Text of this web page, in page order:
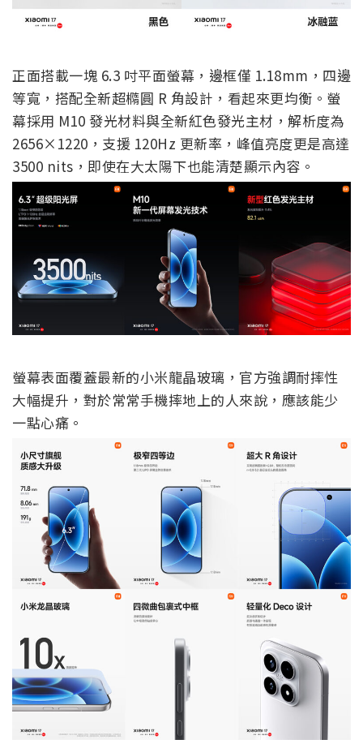
正面搭載一塊 6.3 吋平面螢幕，邊框僅 1.18mm，四邊
等寬，搭配全新超橢圓 R 角設計，看起來更均衡。螢
幕採用 M10 發光材料與全新紅色發光主材，解析度為
2656×1220，支援 120Hz 更新率，峰值亮度更是高達
3500 nits，即使在大太陽下也能清楚顯示內容。
螢幕表面覆蓋最新的小米龍晶玻璃，官方強調耐摔性
大幅提升，對於常常手機摔地上的人來說，應該能少
一點心痛。